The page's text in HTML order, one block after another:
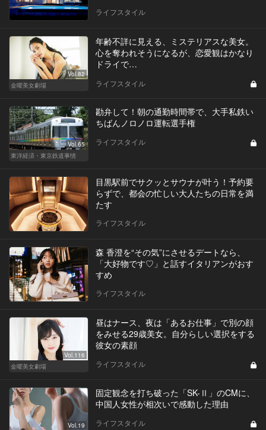
ライフスタイル
Vol.82
金曜美女劇場
年齢不詳に見える、ミステリアスな美女。
心を奪われそうになるが、恋愛観はかなり
ドライで…
ライフスタイル
Vol.65
東洋経済・東京鉄道事情
勘弁して！朝の通勤時間帯で、大手私鉄い
ちばんノロノロ運転選手権
ライフスタイル
目黒駅前でサクッとサウナが叶う！予約要
らずで、都会の忙しい大人たちの日常を満
たす
ライフスタイル
森 香澄を“その気”にさせるデートなら、
「大好物です♡」と話すイタリアンがおす
すめ
ライフスタイル
Vol.116
金曜美女劇場
昼はナース、夜は「あるお仕事」で別の顔
をみせる29歳美女。自分らしい選択をする
彼女の素顔
ライフスタイル
Vol.19
固定観念を打ち破った「SK-Ⅱ」のCMに、
中国人女性が相次いで感動した理由
ライフスタイル